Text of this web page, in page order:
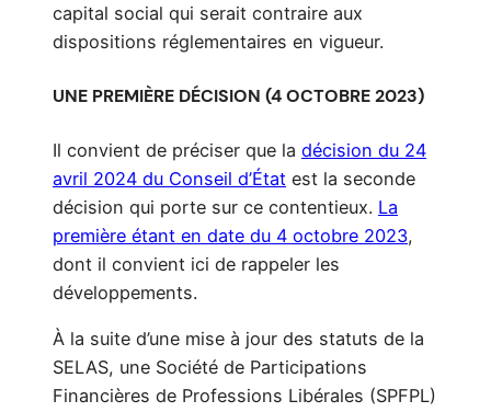
capital social qui serait contraire aux
dispositions réglementaires en vigueur.
UNE PREMIÈRE DÉCISION (4 OCTOBRE 2023)
Il convient de préciser que la décision du 24
avril 2024 du Conseil d’État est la seconde
décision qui porte sur ce contentieux. La
première étant en date du 4 octobre 2023,
dont il convient ici de rappeler les
développements.
À la suite d’une mise à jour des statuts de la
SELAS, une Société de Participations
Financières de Professions Libérales (SPFPL)